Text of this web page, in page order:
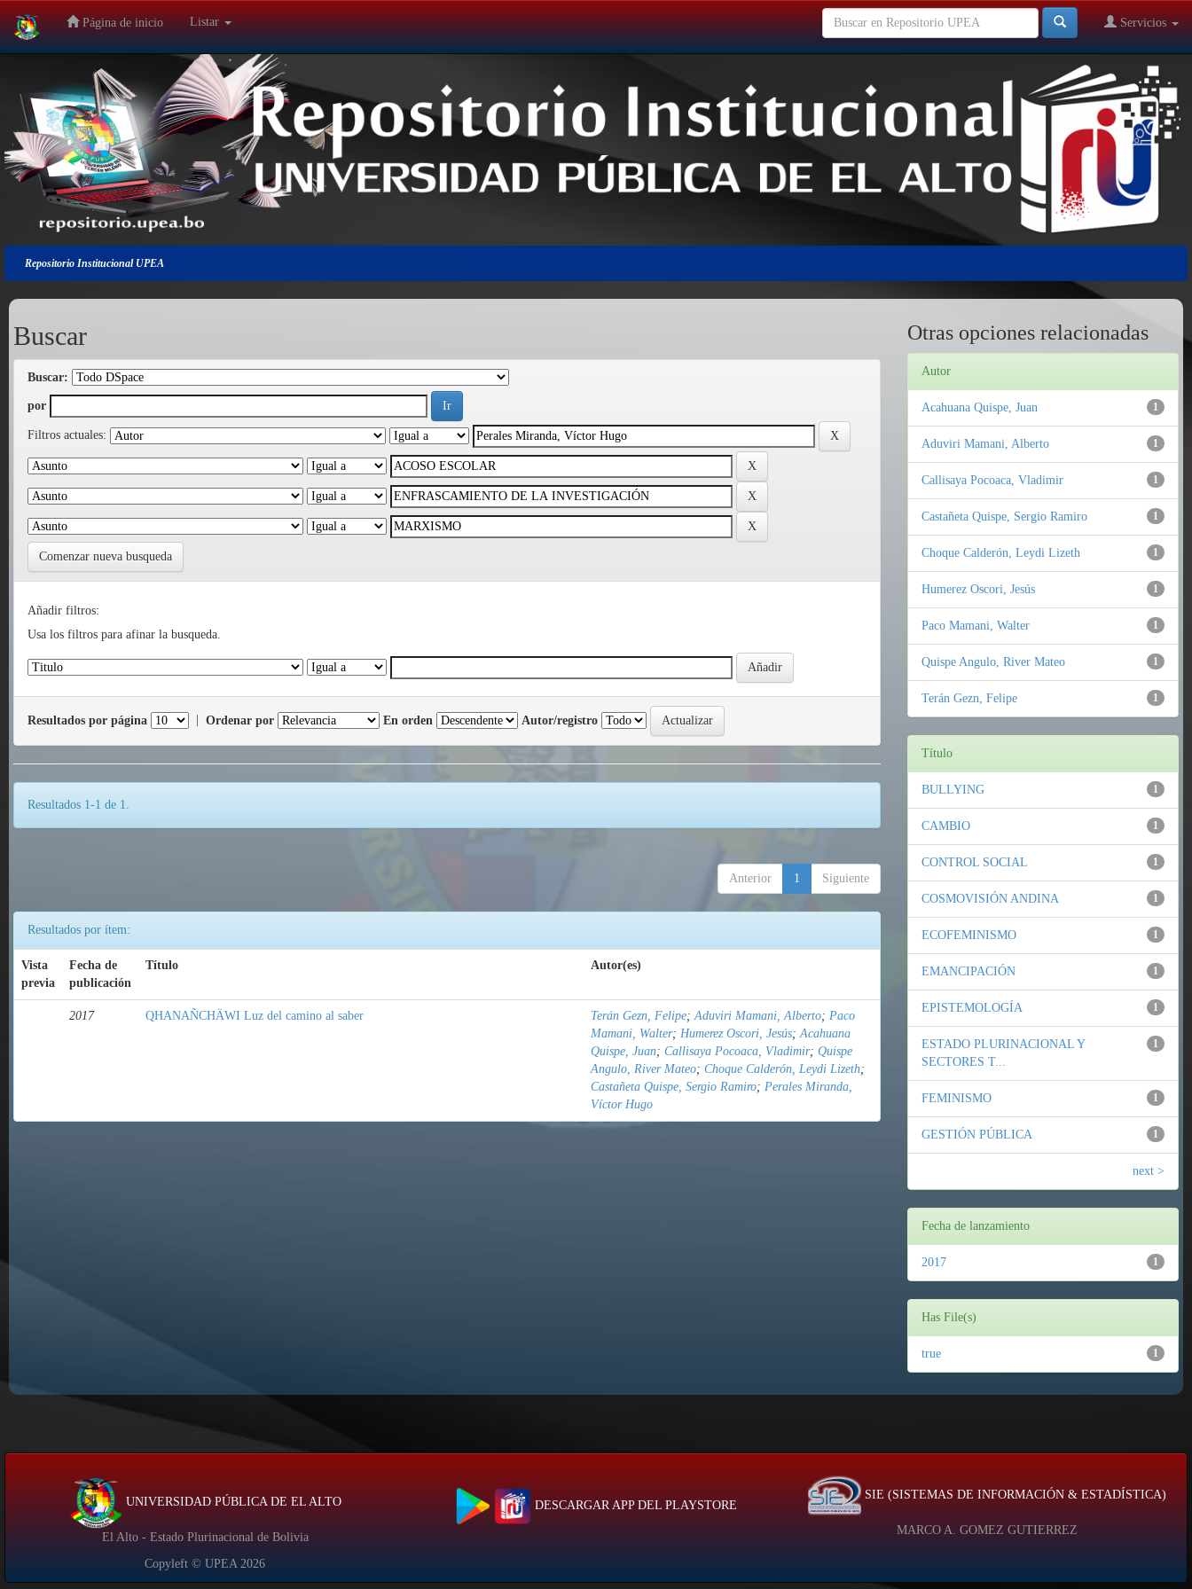
Salir
navegación
Página de inicio Listar Servicios
Repositorio Institucional UPEA
Buscar
Buscar:
por
Filtros actuales:
Comenzar nueva busqueda
Añadir filtros:
Usa los filtros para afinar la busqueda.
Resultados por página Ordenar por En orden Autor/registro
Resultados 1-1 de 1.
Anterior 1 Siguiente
Resultados por ítem:
Vista
previa
Fecha de
publicación
Título Autor(es)
2017 QHANAÑCHÄWI Luz del camino al saber Terán Gezn, Felipe;Aduviri Mamani, Alberto; Paco
Mamani, Walter; Humerez Oscori, Jesús;Acahuana
Quispe, Juan; Callisaya Pocoaca, Vladimir; Quispe
Angulo, River Mateo; Choque Calderón, Leydi Lizeth;
Castañeta Quispe, Sergio Ramiro; Perales Miranda,
Víctor Hugo
Otras opciones relacionadas
Autor
1
Acahuana Quispe, Juan
1
Aduviri Mamani, Alberto
1
Callisaya Pocoaca, Vladimir
1
Castañeta Quispe, Sergio Ramiro
1
Choque Calderón, Leydi Lizeth
1
Humerez Oscori, Jesús
1
Paco Mamani, Walter
1
Quispe Angulo, River Mateo
1
Terán Gezn, Felipe
Título
1
BULLYING
1
CAMBIO
1
CONTROL SOCIAL
1
COSMOVISIÓN ANDINA
1
ECOFEMINISMO
1
EMANCIPACIÓN
1
EPISTEMOLOGÍA
1
ESTADO PLURINACIONAL Y
SECTORES T...
1
FEMINISMO
1
GESTIÓN PÚBLICA
next >
Fecha de lanzamiento
1
2017
Has File(s)
1
true
UNIVERSIDAD PÚBLICA DE EL ALTO
El Alto - Estado Plurinacional de Bolivia
Copyleft © UPEA2026
DESCARGAR APP DEL PLAYSTORE
SIE (SISTEMAS DE INFORMACIÓN & ESTADÍSTICA)
MARCO A. GOMEZ GUTIERREZ